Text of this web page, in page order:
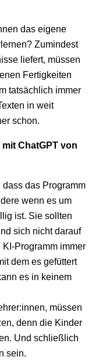
das eigene
Zumindest
liefert, müssen
Fertigkeiten
tatsächlich immer
in weit
schon.
ChatGPT von
das Programm
wenn es um
ist. Sie sollten
sich nicht darauf
Programm immer
dem es gefüttert
es in keinem
müssen
denn die Kinder
Und schließlich
sein.